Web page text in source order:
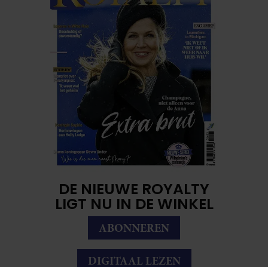
DE NIEUWE ROYALTY
LIGT NU IN DE WINKEL
ABONNEREN
DIGITAAL LEZEN